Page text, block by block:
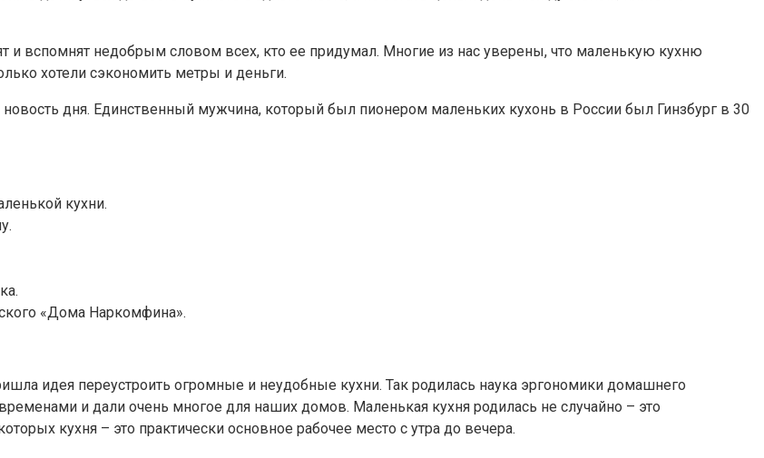
и вспомнят недобрым словом всех, кто ее придумал. Многие из нас уверены, что маленькую кухню
хотели сэкономить метры и деньги.
дня. Единственный мужчина, который был пионером маленьких кухонь в России был Гинзбург в 30
кухни.
«Дома Наркомфина».
идея переустроить огромные и неудобные кухни. Так родилась наука эргономики домашнего
и дали очень многое для наших домов. Маленькая кухня родилась не случайно – это
кухня – это практически основное рабочее место с утра до вечера.